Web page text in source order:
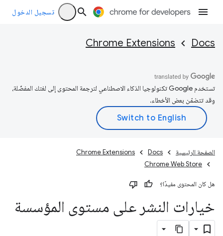
تسجيل الدخول
Docs
Chrome Extensions
تستخدم Google تكنولوجيا الذكاء الاصطناعي لترجمة المحتوى إلى لغتك المفضّلة،
وقد تتضمّن بعض الأخطاء.
الصفحة الرئيسية Docs
Chrome Extensions
Chrome Web Store
هل كان المحتوى مفيدًا؟
خيارات النشر على مستوى المؤسسة